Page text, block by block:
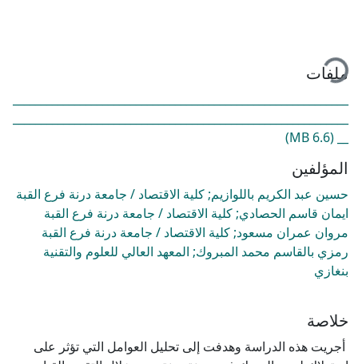
ملفات
(6.6 MB)
المؤلفين
حسين عبد الكريم باللوازيم; كلية الاقتصاد / جامعة درنة فرع القبة
ايمان قاسم الحصادي; كلية الاقتصاد / جامعة درنة فرع القبة
مروان عمران مسعود; كلية الاقتصاد / جامعة درنة فرع القبة
رمزي بالقاسم محمد المبروك; المعهد العالي للعلوم والتقنية
بنغازي
خلاصة
أجريت هذه الدراسة وهدفت إلى تحليل العوامل التي تؤثر على